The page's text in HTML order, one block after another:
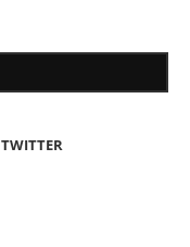
TWITTER